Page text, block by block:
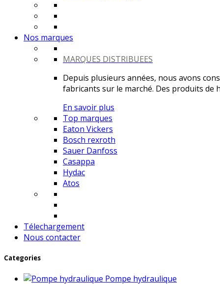
Nos marques
MARQUES DISTRIBUEES
Depuis plusieurs années, nous avons
fabricants sur le marché. Des produits de
En savoir plus
Top marques
Eaton Vickers
Bosch rexroth
Sauer Danfoss
Casappa
Hydac
Atos
Télechargement
Nous contacter
Categories
Pompe hydraulique